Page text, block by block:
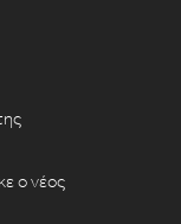
ο νέος